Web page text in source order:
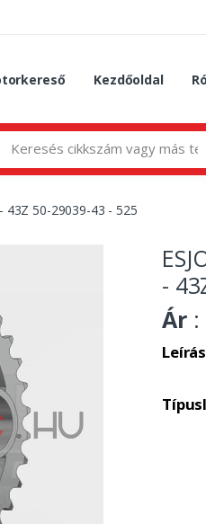
Kezdőoldal
43Z 50-29039-43 - 525
-
Ár :
Leírás